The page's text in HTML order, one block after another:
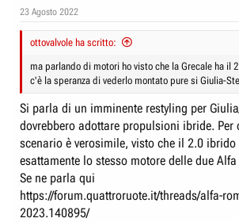
s
23 Agosto 2022
ottovalvole ha scritto:
ma parlando di motori ho visto che la Grecale ha il
c'è la speranza di vederlo montato pure si Giulia-
Si parla di un imminente restyling per
dovrebbero adottare propulsioni ibride.
scenario è verosimile, visto che il 2.0
esattamente lo stesso motore delle due
Se ne parla qui
https://forum.quattroruote.it/threads/alfa-
2023.140895/